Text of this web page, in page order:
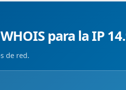
para la IP
de red.